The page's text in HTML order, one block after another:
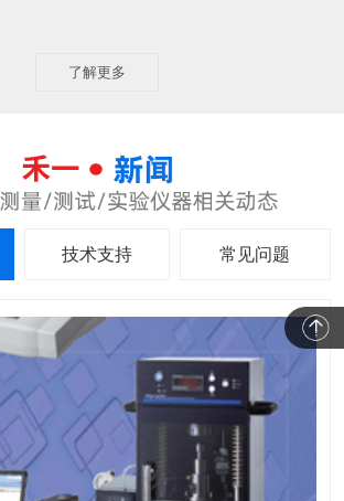
了解更多
技术支持 常见问题